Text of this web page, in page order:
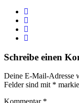
Schreibe einen
Deine E-Mail-Adresse
Felder sind mit *